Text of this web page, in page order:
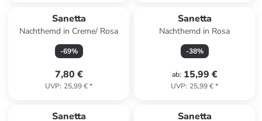
Sanetta
Nachthemd in Creme/ Rosa
-69%
7,80 €
UVP: 25,99 €*
Sanetta
Nachthemd in Rosa
-38%
ab: 15,99 €
UVP: 25,99 €*
Sanetta Sanetta